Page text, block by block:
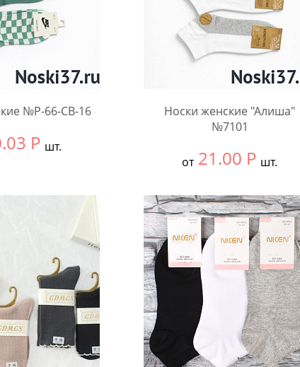
№Р-66-СВ-16
Р шт.
10 шт.
Носки женские "Алиша"
№7101
от 21.00 Р шт.
В упаковке:
10 шт.
Количество: